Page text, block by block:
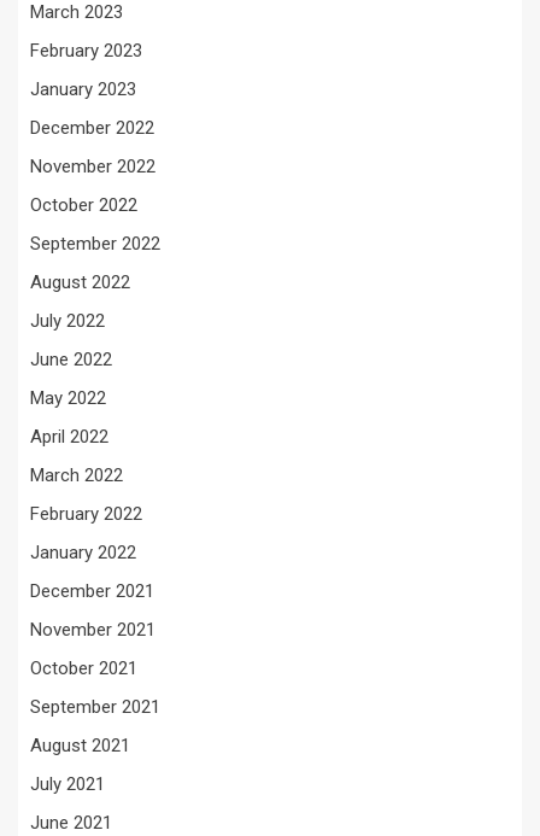
March 2023
February 2023
January 2023
December 2022
November 2022
October 2022
September 2022
August 2022
July 2022
June 2022
May 2022
April 2022
March 2022
February 2022
January 2022
December 2021
November 2021
October 2021
September 2021
August 2021
July 2021
June 2021